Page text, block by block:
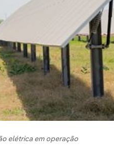
elétrica em operação